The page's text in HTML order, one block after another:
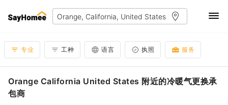
专业 工种 语言 执照 服务
Orange California United States 附近的冷暖气更换承
包商